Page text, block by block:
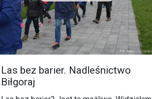
Las bez barier. Nadleśnictwo
Biłgoraj